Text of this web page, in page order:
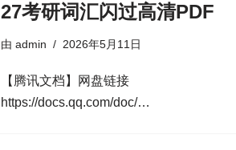
27考研词汇闪过高清PDF
由 admin 2026年5月11日
【腾讯文档】网盘链接
https://docs.qq.com/doc/…